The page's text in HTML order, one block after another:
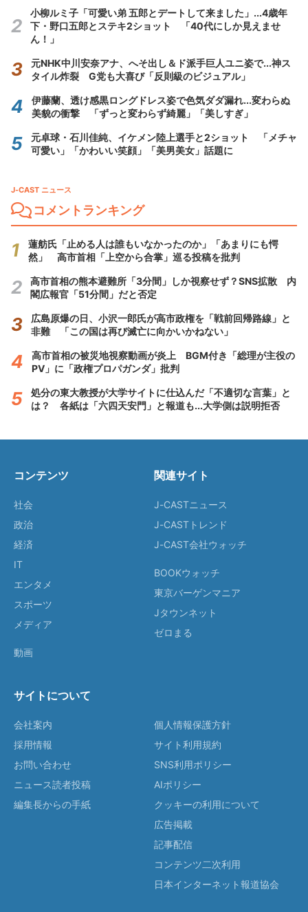
小柳ルミ子「可愛い弟 五郎とデートして来ました」...4歳年
下・野口五郎とステキ2ショット 「40代にしか見えませ
ん！」
元NHK中川安奈アナ、へそ出し＆ド派手巨人ユニ姿で...神ス
タイル炸裂 G党も大喜び「反則級のビジュアル」
伊藤蘭、透け感黒ロングドレス姿で色気ダダ漏れ...変わらぬ
美貌の衝撃 「ずっと変わらず綺麗」「美しすぎ」
元卓球・石川佳純、イケメン陸上選手と2ショット 「メチャ
可愛い」「かわいい笑顔」「美男美女」話題に
J-CAST ニュース
コメントランキング
蓮舫氏「止める人は誰もいなかったのか」「あまりにも愕
然」 高市首相「上空から合掌」巡る投稿を批判
高市首相の熊本避難所「3分間」しか視察せず？SNS拡散 内
閣広報官「51分間」だと否定
広島原爆の日、小沢一郎氏が高市政権を「戦前回帰路線」と
非難 「この国は再び滅亡に向かいかねない」
高市首相の被災地視察動画が炎上 BGM付き「総理が主役の
PV」に「政権プロパガンダ」批判
処分の東大教授が大学サイトに仕込んだ「不適切な言葉」と
は？ 各紙は「六四天安門」と報道も...大学側は説明拒否
コンテンツ
社会
政治
経済
IT
エンタメ
スポーツ
メディア
動画
関連サイト
J-CASTニュース
J-CASTトレンド
J-CAST会社ウォッチ
BOOKウォッチ
東京バーゲンマニア
Jタウンネット
ゼロまる
サイトについて
会社案内
採用情報
お問い合わせ
ニュース読者投稿
編集長からの手紙
個人情報保護方針
サイト利用規約
SNS利用ポリシー
AIポリシー
クッキーの利用について
広告掲載
記事配信
コンテンツ二次利用
日本インターネット報道協会